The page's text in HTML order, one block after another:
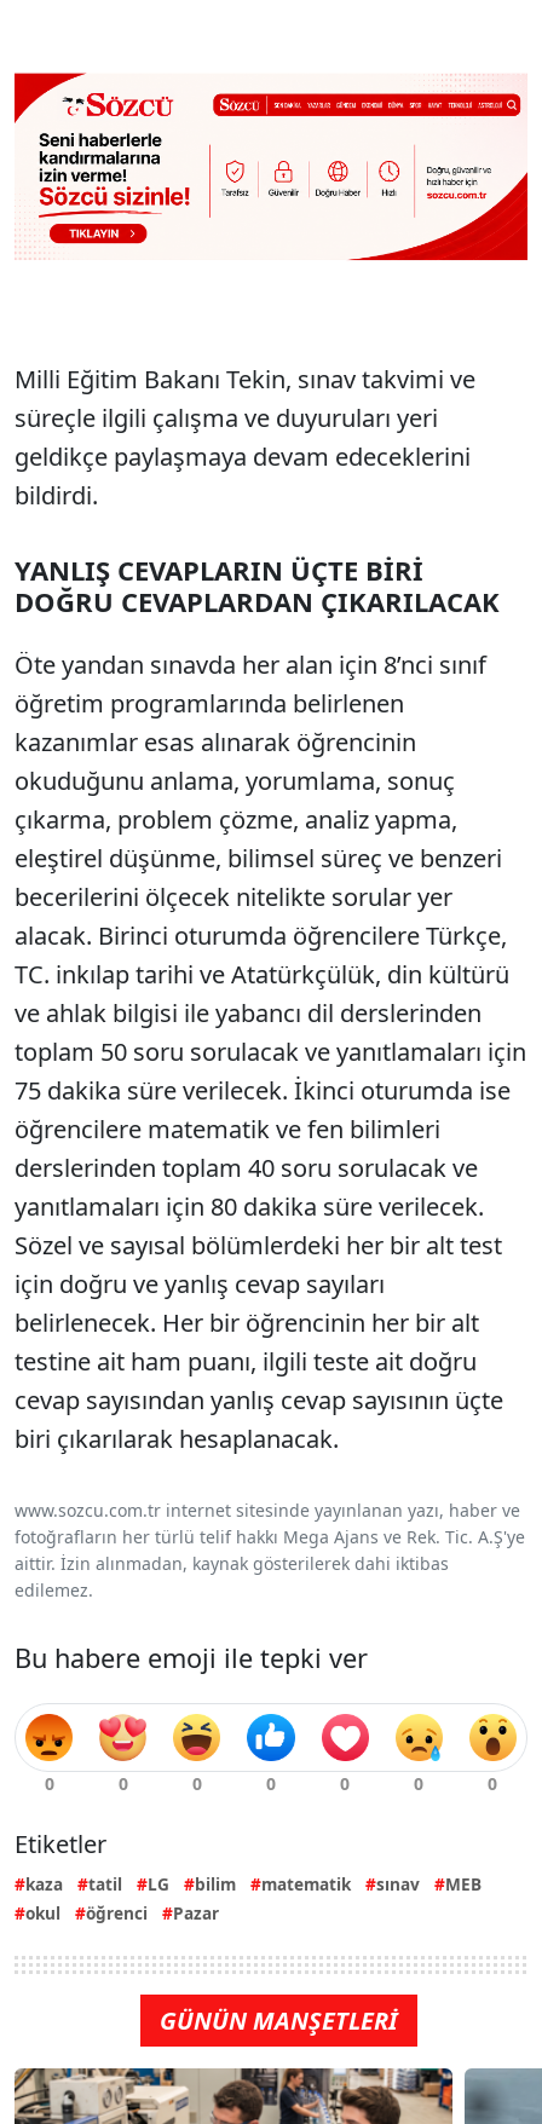
Milli Eğitim Bakanı Tekin, sınav takvimi ve
süreçle ilgili çalışma ve duyuruları yeri
geldikçe paylaşmaya devam edeceklerini
bildirdi.
YANLIŞ CEVAPLARIN ÜÇTE BİRİ
DOĞRU CEVAPLARDAN ÇIKARILACAK
Öte yandan sınavda her alan için 8’nci sınıf
öğretim programlarında belirlenen
kazanımlar esas alınarak öğrencinin
okuduğunu anlama, yorumlama, sonuç
çıkarma, problem çözme, analiz yapma,
eleştirel düşünme, bilimsel süreç ve benzeri
becerilerini ölçecek nitelikte sorular yer
alacak. Birinci oturumda öğrencilere Türkçe,
TC. inkılap tarihi ve Atatürkçülük, din kültürü
ve ahlak bilgisi ile yabancı dil derslerinden
toplam 50 soru sorulacak ve yanıtlamaları için
75 dakika süre verilecek. İkinci oturumda ise
öğrencilere matematik ve fen bilimleri
derslerinden toplam 40 soru sorulacak ve
yanıtlamaları için 80 dakika süre verilecek.
Sözel ve sayısal bölümlerdeki her bir alt test
için doğru ve yanlış cevap sayıları
belirlenecek. Her bir öğrencinin her bir alt
testine ait ham puanı, ilgili teste ait doğru
cevap sayısından yanlış cevap sayısının üçte
biri çıkarılarak hesaplanacak.
www.sozcu.com.tr internet sitesinde yayınlanan yazı, haber ve
fotoğrafların her türlü telif hakkı Mega Ajans ve Rek. Tic. A.Ş'ye
aittir. İzin alınmadan, kaynak gösterilerek dahi iktibas
edilemez.
Bu habere emoji ile tepki ver
Etiketler
kaza tatil LG bilim matematik sınav
MEB
okul
öğrenci Pazar
GÜNÜN MANŞETLERİ